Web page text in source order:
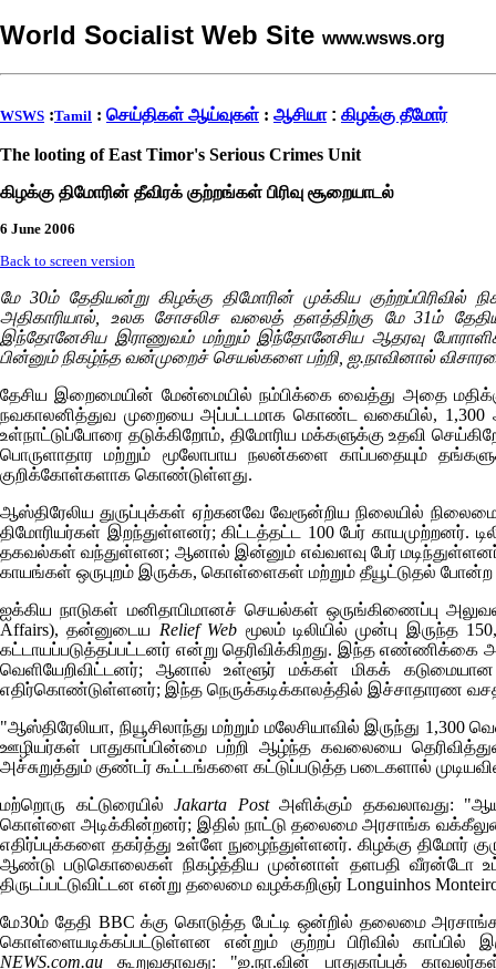
World Socialist Web Site www.wsws.org
WSWS :Tamil : செய்திகள் ஆய்வுகள் : ஆசியா : கிழக்கு தீமோர்
The looting of East Timor's Serious Crimes Unit
கிழக்கு திமோரின் தீவிரக் குற்றங்கள் பிரிவு சூறையாடல்
6 June 2006
Back to screen version
மே 30ம் தேதியன்று கிழக்கு திமோரின் முக்கிய
அதிகாரியால், உலக சோசலிச வலைத் தளத்திற்கு மே 31ம்
இந்தோனேசிய இராணுவம் மற்றும் இந்தோனேசிய ஆதரவு
பின்னும் நிகழ்ந்த வன்முறைச் செயல்களை பற்றி, ஐ.நாவினால்
தேசிய இறைமையின் மேன்மையில் நம்பிக்கை வைத்து அதை மதிக்கும்
நவகாலனித்துவ முறையை அப்பட்டமாக கொண்ட வகையில், 1,300
உள்நாட்டுப்போரை தடுக்கிறோம், திமோரிய மக்களுக்கு உதவி
பொருளாதார மற்றும் மூலோபாய நலன்களை காப்பதையும்
குறிக்கோள்களாக கொண்டுள்ளது.
ஆஸ்திரேலிய துருப்புக்கள் ஏற்கனவே வேரூன்றிய நிலையில்
திமோரியர்கள் இறந்துள்ளனர்; கிட்டத்தட்ட 100 பேர்
தகவல்கள் வந்துள்ளன; ஆனால் இன்னும் எவ்வளவு பேர் மடிந்துள்ளனர்
காயங்கள் ஒருபுறம் இருக்க, கொள்ளைகள் மற்றும் தீயூட்டுதல்
ஐக்கிய நாடுகள் மனிதாபிமானச் செயல்கள் ஒருங்கிணைப்பு
Affairs), தன்னுடைய Relief Web மூலம் டிலியில் முன்பு இருந்த
கட்டாயப்படுத்தப்பட்டனர் என்று தெரிவிக்கிறது. இந்த எண்ணிக்கை
வெளியேறிவிட்டனர்; ஆனால் உள்ளூர் மக்கள் மிகக் கடுமையான
எதிர்கொண்டுள்ளனர்; இந்த நெருக்கடிக்காலத்தில் இச்சாதாரண
"ஆஸ்திரேலியா, நியூசிலாந்து மற்றும் மலேசியாவில் இருந்து 1,300
ஊழியர்கள் பாதுகாப்பின்மை பற்றி ஆழ்ந்த கவலையை
அச்சுறுத்தும் குண்டர் கூட்டங்களை கட்டுப்படுத்த படைகளால்
மற்றொரு கட்டுரையில் Jakarta Post அளிக்கும் தகவலாவது:
கொள்ளை அடிக்கின்றனர்; இதில் நாட்டு தலைமை அரசாங்க
எதிர்ப்புக்களை தகர்த்து உள்ளே நுழைந்துள்ளனர். கிழக்கு திமோர்
ஆண்டு படுகொலைகள் நிகழ்த்திய முன்னாள் தளபதி வீரன்டோ
திருடப்பட்டுவிட்டன என்று தலைமை வழக்கறிஞர் Longuinhos
மே30ம் தேதி BBC க்கு கொடுத்த பேட்டி ஒன்றில் தலைமை
கொள்ளையடிக்கப்பட்டுள்ளன என்றும் குற்றப் பிரிவில்
NEWS.com.au கூறுவதாவது: "ஐ.நா.வின் பாதுகாப்புக்